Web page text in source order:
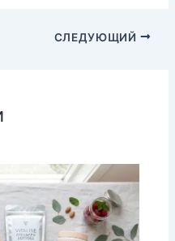
СЛЕДУЮЩИЙ